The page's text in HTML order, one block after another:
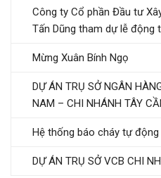
Công ty Cổ phần Đầu tư
Tấn Dũng tham dự lễ động
Mừng Xuân Bính Ngọ
DỰ ÁN TRỤ SỞ NGÂN
NAM – CHI NHÁNH TÂY
Hệ thống báo cháy tự động
DỰ ÁN TRỤ SỞ VCB CHI